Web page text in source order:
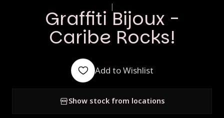
|
Graffiti Bijoux -
Caribe Rocks!
Add to Wishlist
Show stock from locations